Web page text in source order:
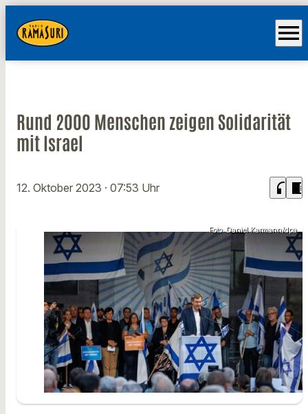
menu
Rund 2000 Menschen zeigen Solidarität
mit Israel
12. Oktober 2023 · 07:53 Uhr headphones chrome_reader_mode
Foto: Daniel Karmann/dpa